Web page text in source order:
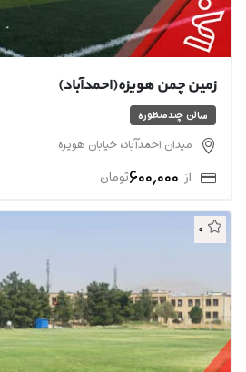
زمین چمن هویزه(احمد‌آباد)
سالن چندمنظوره
میدان احمدآباد، خیابان هویزه
از 600,000تومان
0